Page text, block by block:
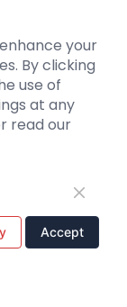
号
your
By clicking
use of
at any
read our
Accept